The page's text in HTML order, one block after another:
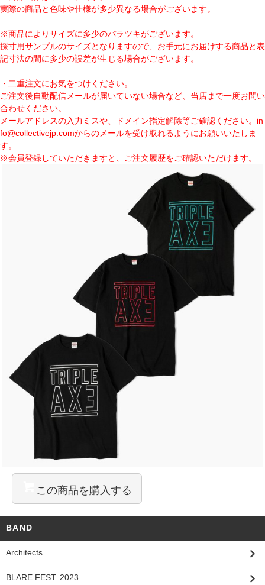
実際の商品と色味や仕様が多少異なる場合がございます。
※商品によりサイズに多少のバラツキがございます。
採寸用サンプルのサイズとなりますので、お手元にお届けする商品と表
記寸法の間に多少の誤差が生じる場合がございます。
・二重注文にお気をつけください。
ご注文後自動配信メールが届いていない場合など、当店まで一度お問い
合わせください。
メールアドレスの入力ミスや、ドメイン指定解除等ご確認ください。 in
fo@collectivejp.comからのメールを受け取れるようにお願いいたしま
す。
※会員登録していただきますと、ご注文履歴をご確認いただけます。
この商品を購入する
BAND
Architects
BLARE FEST. 2023